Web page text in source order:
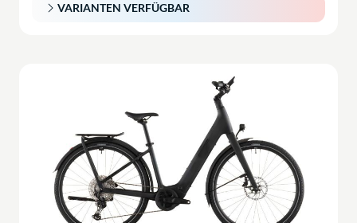
VARIANTEN VERFÜGBAR